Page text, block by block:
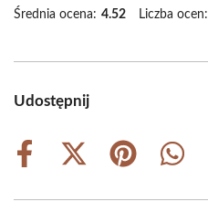
Średnia ocena: 4.52 Liczba ocen:
Udostępnij
Share
Share
(Twitter)
Share
Share